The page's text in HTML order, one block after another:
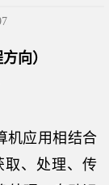
向）
机应用相结合
取、处理、传